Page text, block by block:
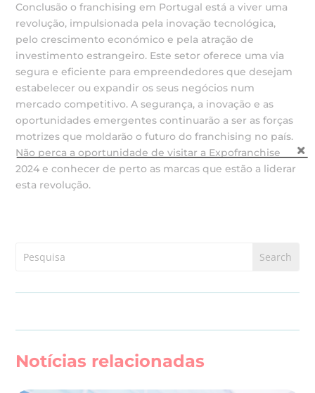
Conclusão o franchising em Portugal está a viver uma
revolução, impulsionada pela inovação tecnológica,
pelo crescimento económico e pela atração de
investimento estrangeiro. Este setor oferece uma via
segura e eficiente para empreendedores que desejam
estabelecer ou expandir os seus negócios num
mercado competitivo. A segurança, a inovação e as
oportunidades emergentes continuarão a ser as forças
motrizes que moldarão o futuro do franchising no país.
Não perca a oportunidade de visitar a Expofranchise
2024 e conhecer de perto as marcas que estão a liderar
esta revolução.
Notícias relacionadas